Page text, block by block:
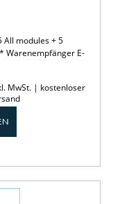
All modules + 5
Warenempfänger E-
MwSt. | kostenloser